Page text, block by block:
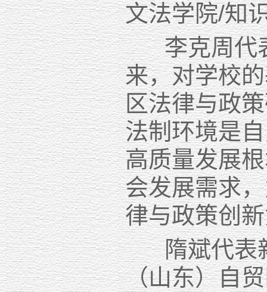
文法学院/知
李克周代表
来，对学校
区法律与政
法制环境是
高质量发展
会发展需求
律与政策创
隋斌代表新
（山东）自